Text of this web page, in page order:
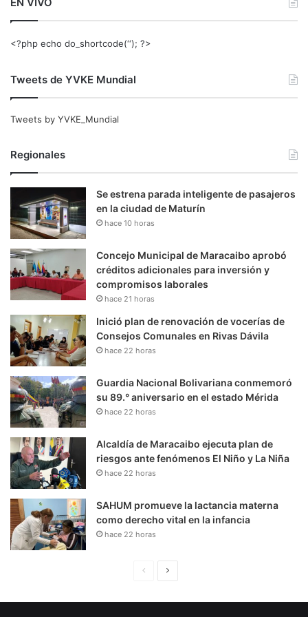
<?php echo do_shortcode(‘‘); ?>
Tweets de YVKE Mundial
Tweets by YVKE_Mundial
Regionales
Se estrena parada inteligente de pasajeros
en la ciudad de Maturín
hace 10 horas
Concejo Municipal de Maracaibo aprobó
créditos adicionales para inversión y
compromisos laborales
hace 21 horas
Inició plan de renovación de vocerías de
Consejos Comunales en Rivas Dávila
hace 22 horas
Guardia Nacional Bolivariana conmemoró
su 89.° aniversario en el estado Mérida
hace 22 horas
Alcaldía de Maracaibo ejecuta plan de
riesgos ante fenómenos El Niño y La Niña
hace 22 horas
SAHUM promueve la lactancia materna
como derecho vital en la infancia
hace 22 horas